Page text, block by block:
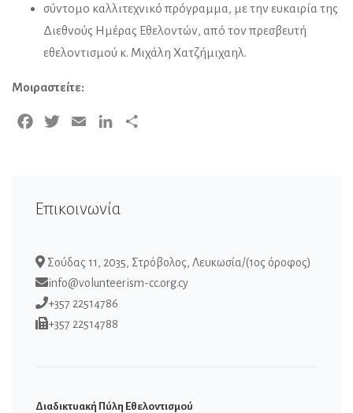
σύντομο καλλιτεχνικό πρόγραμμα, με την ευκαιρία της
Διεθνούς Ημέρας Εθελοντών, από τον πρεσβευτή
εθελοντισμού κ. Μιχάλη Χατζήμιχαηλ.
Μοιραστείτε:
Facebook
Twitter Email LinkedIn
Επικοινωνία
Σούδας 11, 2035, Στρόβολος, Λευκωσία/(1ος όροφος)
info@volunteerism-cc.org.cy
+357 22514786
+357 22514788
Διαδικτυακή Πύλη Εθελοντισμού